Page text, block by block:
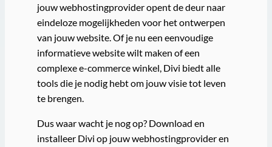
jouw webhostingprovider opent de deur naar
eindeloze mogelijkheden voor het ontwerpen
van jouw website. Of je nu een eenvoudige
informatieve website wilt maken of een
complexe e-commerce winkel, Divi biedt alle
tools die je nodig hebt om jouw visie tot leven
te brengen.
Dus waar wacht je nog op? Download en
installeer Divi op jouw webhostingprovider en